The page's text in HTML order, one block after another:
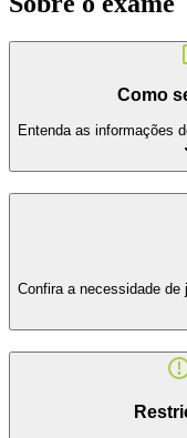
Como
Entenda as informações
Confira a necessidade